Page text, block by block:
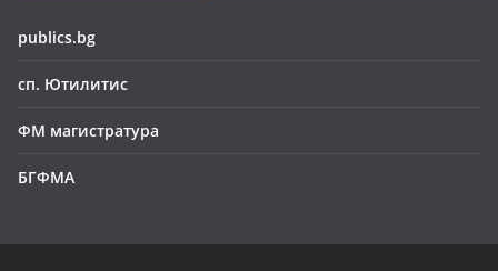
publics.bg
сп. Ютилитис
ФМ магистратура
БГФМА